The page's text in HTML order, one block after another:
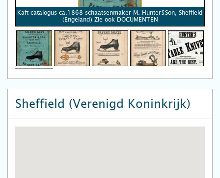
Kaft catalogus ca.1868 schaatsenmaker M. Hunter$Son, Sheffield
(Engeland) Zie ook DOCUMENTEN
Sheffield (Verenigd Koninkrijk)